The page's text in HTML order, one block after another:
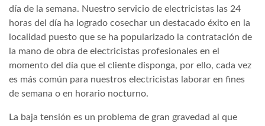
día de la semana. Nuestro servicio de electricistas las 24
horas del día ha logrado cosechar un destacado éxito en la
localidad puesto que se ha popularizado la contratación de
la mano de obra de electricistas profesionales en el
momento del día que el cliente disponga, por ello, cada vez
es más común para nuestros electricistas laborar en fines
de semana o en horario nocturno.
La baja tensión es un problema de gran gravedad al que